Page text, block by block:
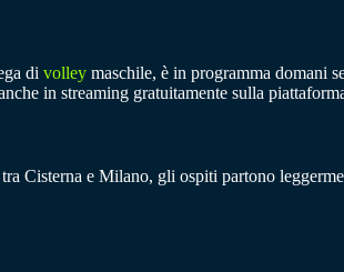
di volley maschile, è in programma domani
in streaming gratuitamente sulla
Cisterna e Milano, gli ospiti partono